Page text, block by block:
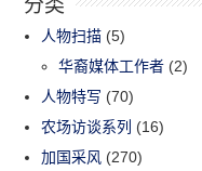
人物扫描 (5)
华裔媒体工作者 (2)
人物特写 (70)
农场访谈系列 (16)
加国采风 (270)